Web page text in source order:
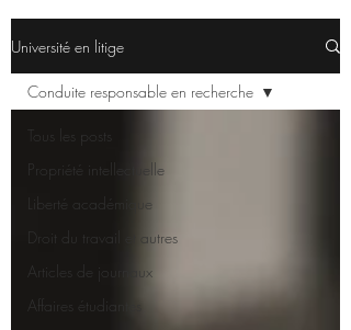
Université en litige
Tous les posts
Propriété intellectuelle
Liberté académique
Droit du travail et autres
Articles de journaux
Affaires étudiantes
Conduite responsable en recherche